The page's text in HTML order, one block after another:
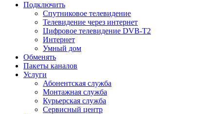
Подключить
Спутниковое телевидение
Телевидение через интернет
Цифровое телевидение DVB-T2
Интернет
Умный дом
Обменять
Пакеты каналов
Услуги
Абонентская служба
Монтажная служба
Курьерская служба
Сервисный центр